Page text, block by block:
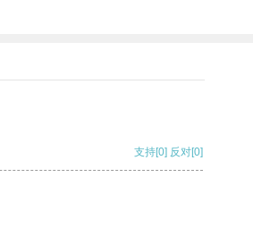
支持[0] 反对[0]